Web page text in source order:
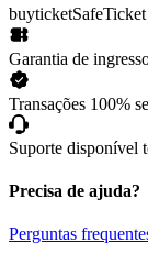
buyticketSafeTicket
Garantia de
Transações 100%
Suporte disponível
Precisa de ajuda?
Perguntas